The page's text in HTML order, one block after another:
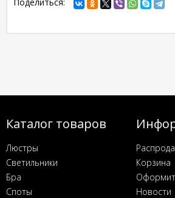
Каталог товаров
Люстры
Светильники
Бра
Споты
Корзина
Новости